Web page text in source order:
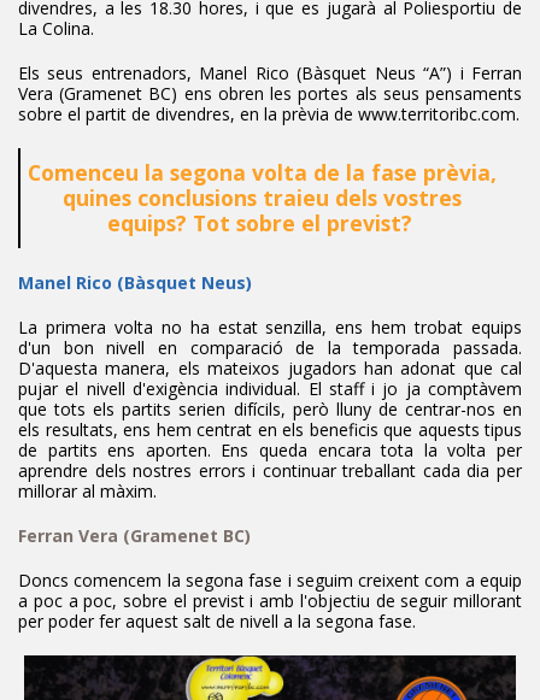
divendres, a les 18.30 hores, i que es jugarà al Poliesportiu de
La Colina.
Els seus entrenadors, Manel Rico (Bàsquet Neus “A”) i Ferran
Vera (Gramenet BC) ens obren les portes als seus pensaments
sobre el partit de divendres, en la prèvia de www.territoribc.com.
Comenceu la segona volta de la fase prèvia,
quines conclusions traieu dels vostres
equips? Tot sobre el previst?
Manel Rico (Bàsquet Neus)
La primera volta no ha estat senzilla, ens hem trobat equips
d'un bon nivell en comparació de la temporada passada.
D'aquesta manera, els mateixos jugadors han adonat que cal
pujar el nivell d'exigència individual. El staff i jo ja comptàvem
que tots els partits serien difícils, però lluny de centrar-nos en
els resultats, ens hem centrat en els beneficis que aquests tipus
de partits ens aporten. Ens queda encara tota la volta per
aprendre dels nostres errors i continuar treballant cada dia per
millorar al màxim.
Ferran Vera (Gramenet BC)
Doncs comencem la segona fase i seguim creixent com a equip
a poc a poc, sobre el previst i amb l'objectiu de seguir millorant
per poder fer aquest salt de nivell a la segona fase.